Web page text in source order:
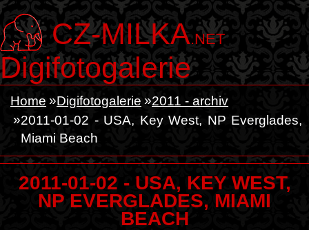
CZ-MILKA.NET
Digifotogalerie
Home Digifotogalerie
2011 - archiv
2011-01-02 - USA, Key West, NP Everglades,
Miami Beach
2011-01-02 - USA, KEY WEST,
NP EVERGLADES, MIAMI
BEACH